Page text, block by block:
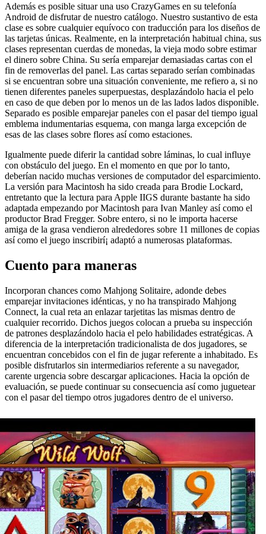
Además es posible situar una uso CrazyGames en su telefonía
Android de disfrutar de nuestro catálogo. Nuestro sustantivo de esta
clase es sobre cualquier equívoco con traducción para los diseños de
las tarjetas únicas. Realmente, en la interpretación habitual china, sus
clases representan cuerdas de monedas, la vieja modo sobre estimar
el dinero sobre China. Su serí­a emparejar demasiadas cartas con el
fin de removerlas del panel. Las cartas separado serían combinadas
si se encuentran sobre una situación conveniente, me refiero a, si no
tienen diferentes paneles superpuestas, desplazándolo hacia el pelo
en caso de que deben por lo menos un de las lados lados disponible.
Separado es posible emparejar paneles con el pasar del tiempo igual
emblema indumentarias esquema, con manga larga excepción de
esas de las clases sobre flores así­ como estaciones.
Igualmente puede diferir la cantidad sobre láminas, lo cual influye
con obstáculo del juego. En el momento en que por lo tanto,
deberían nacido muchas versiones de computador del esparcimiento.
La versión para Macintosh ha sido creada para Brodie Lockard,
entretanto que la lectura para Apple IIGS durante bastante ha sido
adaptada empezando por Macintosh para Ivan Manley así­ como el
productor Brad Fregger. Sobre entero, si no le importa hacerse
amiga de la grasa vendieron alrededores sobre 11 millones de copias
así­ como el juego inscribirí¡ adaptó a numerosas plataformas.
Cuento para maneras
Incorporan chances como Mahjong Solitaire, adonde debes
emparejar invitaciones idénticas, y no ha transpirado Mahjong
Connect, la cual reta an enlazar tarjetitas las mismas dentro de
cualquier recorrido. Dichos juegos colocan a prueba su inspección
de patrones desplazándolo hacia el pelo habilidades estratégicas. A
diferencia de la interpretación tradicionalista de dos jugadores, se
encuentran concebidos con el fin de jugar referente a inhabitado. Es
posible disfrutarlos sin intermediarios referente a su navegador,
carente urgencia sobre descargar aplicaciones. Hacia la opción de
evaluación, se puede continuar su consecuencia así­ como juguetear
con el pasar del tiempo otros jugadores dentro de el universo.